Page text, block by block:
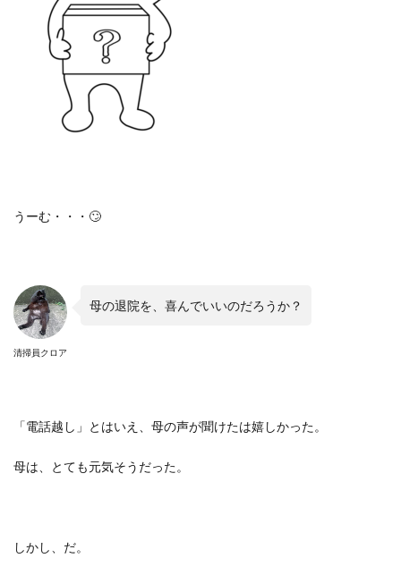
うーむ・・・ 🙄
清掃員クロア
母の退院を、喜んでいいのだろうか？
「電話越し」とはいえ、母の声が聞けたは嬉しかった。
母は、とても元気そうだった。
しかし、だ。